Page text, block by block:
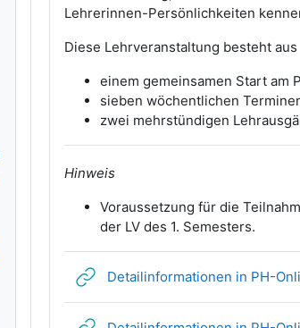
Lehrerinnen-Persönlichkeiten
Diese Lehrveranstaltung besteht aus
einem gemeinsamen Start am
sieben wöchentlichen
zwei mehrstündigen
Hinweis
Voraussetzung für die
der LV des 1. Semesters.
Detailinformationen in PH-